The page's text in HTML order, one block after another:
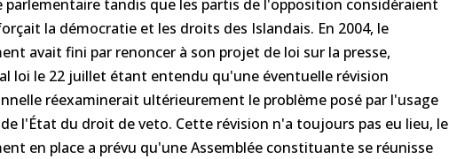
parlementaire tandis que les partis de l'opposition considéraient
la démocratie et les droits des Islandais. En 2004, le
avait fini par renoncer à son projet de loi sur la presse,
loi le 22 juillet étant entendu qu'une éventuelle révision
réexaminerait ultérieurement le problème posé par l'usage
l'État du droit de veto. Cette révision n'a toujours pas eu lieu, le
en place a prévu qu'une Assemblée constituante se réunisse